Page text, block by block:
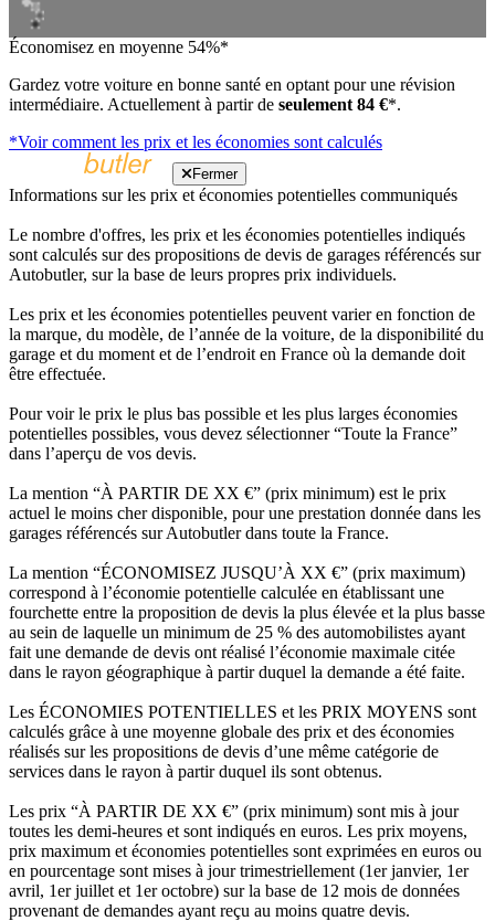
Économisez en moyenne 54%*
Gardez votre voiture en bonne santé en optant pour une révision
intermédiaire. Actuellement à partir de seulement 84 €*.
*Voir comment les prix et les économies sont calculés
Fermer
Informations sur les prix et économies potentielles communiqués
Le nombre d'offres, les prix et les économies potentielles indiqués
sont calculés sur des propositions de devis de garages référencés sur
Autobutler, sur la base de leurs propres prix individuels.
Les prix et les économies potentielles peuvent varier en fonction de
la marque, du modèle, de l’année de la voiture, de la disponibilité du
garage et du moment et de l’endroit en France où la demande doit
être effectuée.
Pour voir le prix le plus bas possible et les plus larges économies
potentielles possibles, vous devez sélectionner “Toute la France”
dans l’aperçu de vos devis.
La mention “À PARTIR DE XX €” (prix minimum) est le prix
actuel le moins cher disponible, pour une prestation donnée dans les
garages référencés sur Autobutler dans toute la France.
La mention “ÉCONOMISEZ JUSQU’À XX €” (prix maximum)
correspond à l’économie potentielle calculée en établissant une
fourchette entre la proposition de devis la plus élevée et la plus basse
au sein de laquelle un minimum de 25 % des automobilistes ayant
fait une demande de devis ont réalisé l’économie maximale citée
dans le rayon géographique à partir duquel la demande a été faite.
Les ÉCONOMIES POTENTIELLES et les PRIX MOYENS sont
calculés grâce à une moyenne globale des prix et des économies
réalisés sur les propositions de devis d’une même catégorie de
services dans le rayon à partir duquel ils sont obtenus.
Les prix “À PARTIR DE XX €” (prix minimum) sont mis à jour
toutes les demi-heures et sont indiqués en euros. Les prix moyens,
prix maximum et économies potentielles sont exprimées en euros ou
en pourcentage sont mises à jour trimestriellement (1er janvier, 1er
avril, 1er juillet et 1er octobre) sur la base de 12 mois de données
provenant de demandes ayant reçu au moins quatre devis.